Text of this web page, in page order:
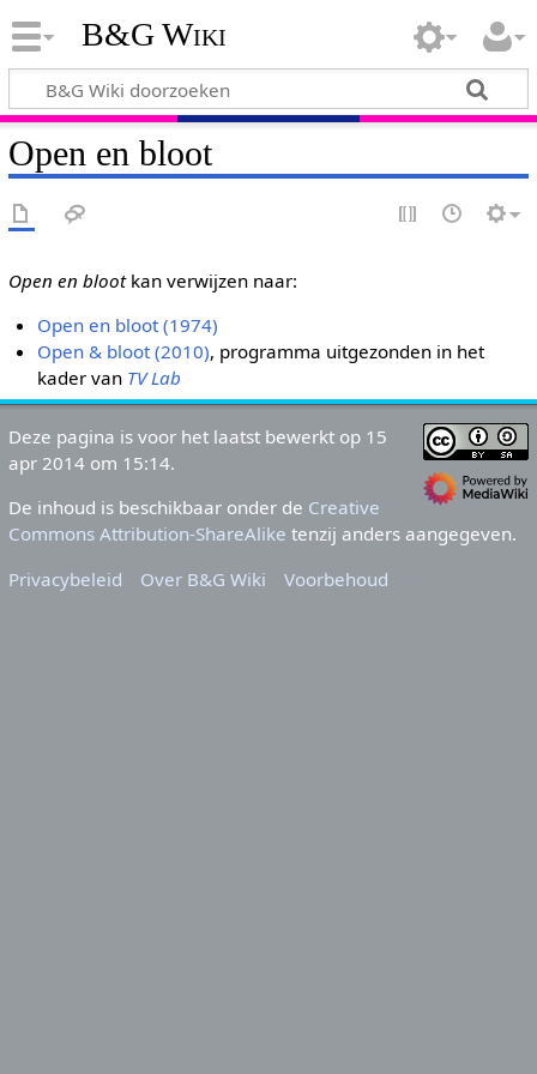
B&G Wiki
Open en bloot
Open en blootkan verwijzen naar:
Open en bloot (1974)
Open & bloot (2010), programma uitgezonden in het
kader van TV Lab
Deze pagina is voor het laatst bewerkt op 15
apr 2014 om 15:14.
De inhoud is beschikbaar onder de Creative
Commons Attribution-ShareAlike tenzij anders aangegeven.
Privacybeleid
Over B&G Wiki Voorbehoud